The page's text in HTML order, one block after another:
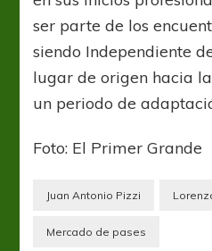
ser parte de los
siendo Independiente
lugar de origen hacia
un periodo de
Foto: El Primer Grande
Juan Antonio Pizzi
Mercado de pases